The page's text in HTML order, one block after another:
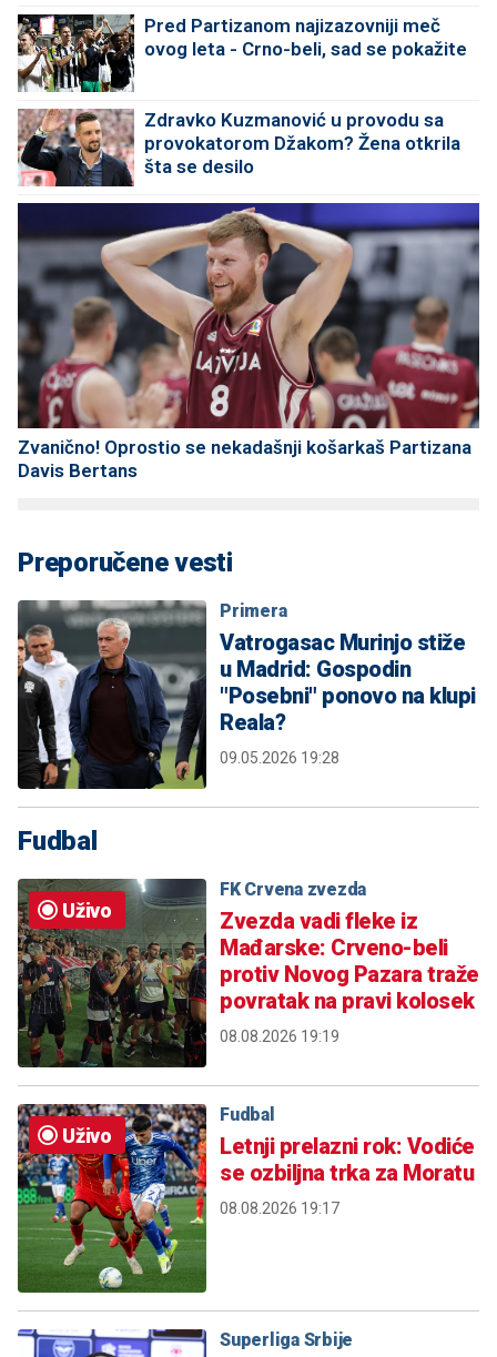
Pred Partizanom najizazovniji meč
ovog leta - Crno-beli, sad se pokažite
Zdravko Kuzmanović u provodu sa
provokatorom Džakom? Žena otkrila
šta se desilo
Zvanično! Oprostio se nekadašnji košarkaš Partizana
Davis Bertans
Preporučene vesti
Primera
Vatrogasac Murinjo stiže
u Madrid: Gospodin
"Posebni" ponovo na klupi
Reala?
09.05.2026 19:28
Fudbal
Uživo
FK Crvena zvezda
Zvezda vadi fleke iz
Mađarske: Crveno-beli
protiv Novog Pazara traže
povratak na pravi kolosek
08.08.2026 19:19
Uživo
Fudbal
Letnji prelazni rok: Vodiće
se ozbiljna trka za Moratu
08.08.2026 19:17
Superliga Srbije